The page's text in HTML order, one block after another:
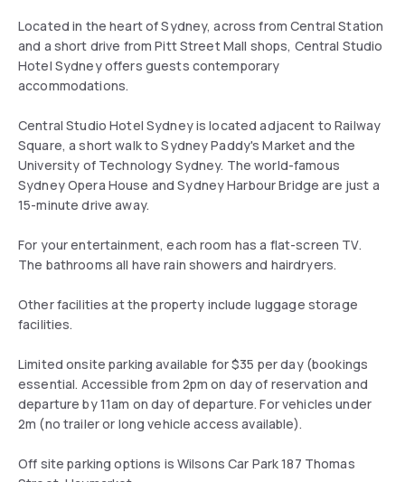
Located in the heart of Sydney, across from Central Station
and a short drive from Pitt Street Mall shops, Central Studio
Hotel Sydney offers guests contemporary
accommodations.
Central Studio Hotel Sydney is located adjacent to Railway
Square, a short walk to Sydney Paddy's Market and the
University of Technology Sydney. The world-famous
Sydney Opera House and Sydney Harbour Bridge are just a
15-minute drive away.
For your entertainment, each room has a flat-screen TV.
The bathrooms all have rain showers and hairdryers.
Other facilities at the property include luggage storage
facilities.
Limited onsite parking available for $35 per day (bookings
essential. Accessible from 2pm on day of reservation and
departure by 11am on day of departure. For vehicles under
2m (no trailer or long vehicle access available).
Off site parking options is Wilsons Car Park 187 Thomas